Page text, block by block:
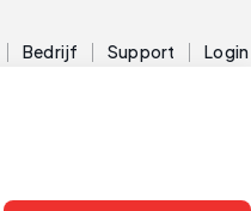
Bedrijf Support Login